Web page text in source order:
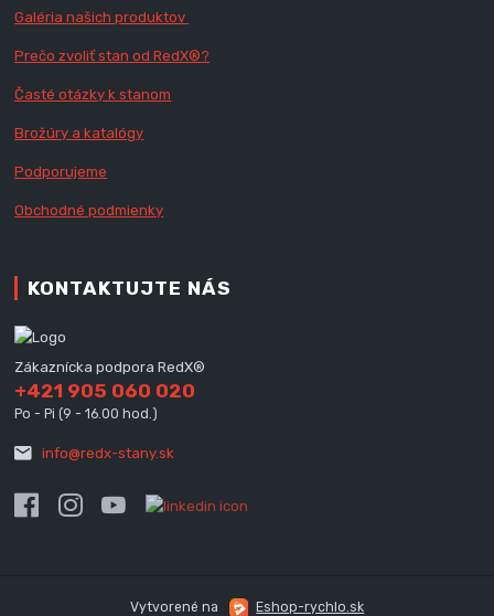
Galéria našich produktov
Prečo zvoliť stan od RedX®?
Časté otázky k stanom
Brožúry a katalógy
Podporujeme
Obchodné podmienky
KONTAKTUJTE NÁS
Zákaznícka podpora RedX®
+421 905 060 020
Po - Pi (9 - 16.00 hod.)
info@redx-stany.sk
Vytvorené na Eshop-rychlo.sk